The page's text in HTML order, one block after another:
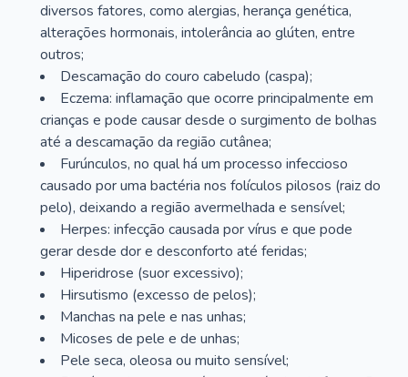
diversos fatores, como alergias, herança genética,
alterações hormonais, intolerância ao glúten, entre
outros;
Descamação do couro cabeludo (caspa);
Eczema: inflamação que ocorre principalmente em
crianças e pode causar desde o surgimento de bolhas
até a descamação da região cutânea;
Furúnculos, no qual há um processo infeccioso
causado por uma bactéria nos folículos pilosos (raiz do
pelo), deixando a região avermelhada e sensível;
Herpes: infecção causada por vírus e que pode
gerar desde dor e desconforto até feridas;
Hiperidrose (suor excessivo);
Hirsutismo (excesso de pelos);
Manchas na pele e nas unhas;
Micoses de pele e de unhas;
Pele seca, oleosa ou muito sensível;